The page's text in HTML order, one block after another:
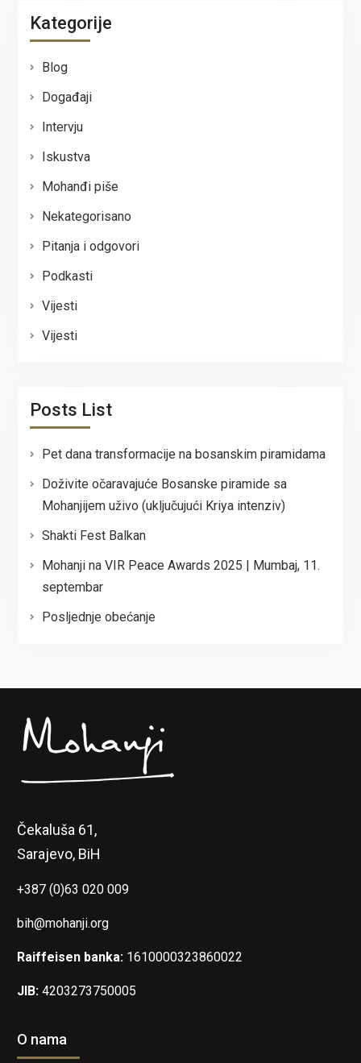
Kategorije
Blog
Događaji
Intervju
Iskustva
Mohanđi piše
Nekategorisano
Pitanja i odgovori
Podkasti
Vijesti
Vijesti
Posts List
Pet dana transformacije na bosanskim piramidama
Doživite očaravajuće Bosanske piramide sa
Mohanjijem uživo (uključujući Kriya intenziv)
Shakti Fest Balkan
Mohanji na VIR Peace Awards 2025 | Mumbaj, 11.
septembar
Posljednje obećanje
Čekaluša 61,
Sarajevo, BiH
+387 (0)63 020 009
bih@mohanji.org
Raiffeisen banka: 1610000323860022
JIB: 4203273750005
O nama